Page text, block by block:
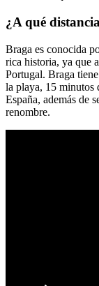
¿A qué
Braga es conocida
rica historia, ya que
Portugal. Braga
la playa, 15 minutos
España, además de
renombre.